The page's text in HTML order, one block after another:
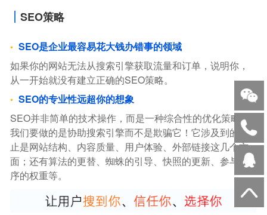
SEO策略
SEO是企业最容易花大钱办错事的领域
如果你的网站无法从搜索引擎获取流量和订单，说明你，
从一开始就没有建立正确的SEO策略。
SEO的专业性远超你的想象
SEO并非简单的技术操作，而是一种综合性的优化策略。
我们要做的是协助搜索引擎而不是欺骗它！它涉及到的不
止是网站结构、内容质量、用户体验、外部链接这几个方
面；还有算法的更替、蜘蛛的引导、快照的更新、参与排
序的权重等。